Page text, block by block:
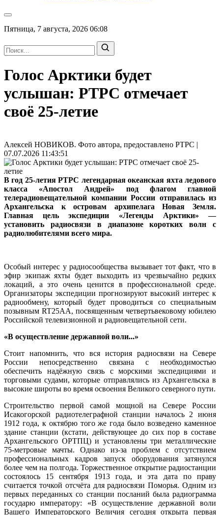
Пятница, 7 августа, 2026 06:08
Голос Арктики будет
услышан: РТРС отмечает
своё 25-летие
Алексей НОВИКОВ. Фото автора, предоставлено РТРС |
07.07.2026 11:43:51
В год 25-летия РТРС легендарная океанская яхта ледового
класса «Апостол Андрей» под флагом главной
телерадиовещательной компании России отправилась из
Архангельска к островам архипелага Новая Земля.
Главная цель экспедиции «Легенды Арктики» —
установить радиосвязи в диапазоне коротких волн с
радиолюбителями всего мира.
Особый интерес у радиосообщества вызывает тот факт, что в
эфир экипаж яхты будет выходить из чрезвычайно редких
локаций, а это очень ценится в профессиональной среде.
Организаторы экспедиции прогнозируют высокий интерес к
радиообмену, который будет проводиться со специальным
позывным RT25AA, посвященным четвертьвековому юбилею
Российской телевизионной и радиовещательной сети.
«В осуществление державной воли...»
Стоит напомнить, что вся история радиосвязи на Севере
России непосредственно связана с необходимостью
обеспечить надёжную связь с морскими экспедициями и
торговыми судами, которые отправлялись из Архангельска в
высокие широты во время освоения Великого северного пути.
Строительство первой самой мощной на Севере России
Исакогорской радиотелеграфной станции началось 2 июня
1912 года, к октябрю того же года было возведено каменное
здание станции (кстати, действующее до сих пор в составе
Архангельского ОРТПЦ) и установлены три металлические
75-метровые мачты. Однако из-за проблем с отсутствием
профессиональных кадров запуск оборудования затянулся
более чем на полгода. Торжественное открытие радиостанции
состоялось 15 сентября 1913 года, и эта дата по праву
считается точкой отсчёта для радиосвязи Поморья. Одним из
первых переданных со станции посланий была радиограмма
государю императору: «В осуществление державной воли
Вашего Императорского Величия сегодня открыта первая